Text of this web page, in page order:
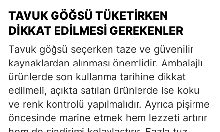
TAVUK GÖĞSÜ TÜKETIRKEN
DIKKAT EDILMESI GEREKENLER
Tavuk göğsü seçerken taze ve güvenilir
kaynaklardan alınması önemlidir. Ambalajlı
ürünlerde son kullanma tarihine dikkat
edilmeli, açıkta satılan ürünlerde ise koku
ve renk kontrolü yapılmalıdır. Ayrıca pişirme
öncesinde marine etmek hem lezzeti artırır